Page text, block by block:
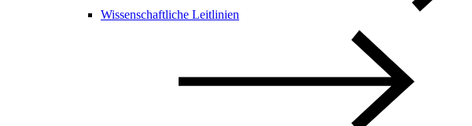
Wissenschaftliche Leitlinien